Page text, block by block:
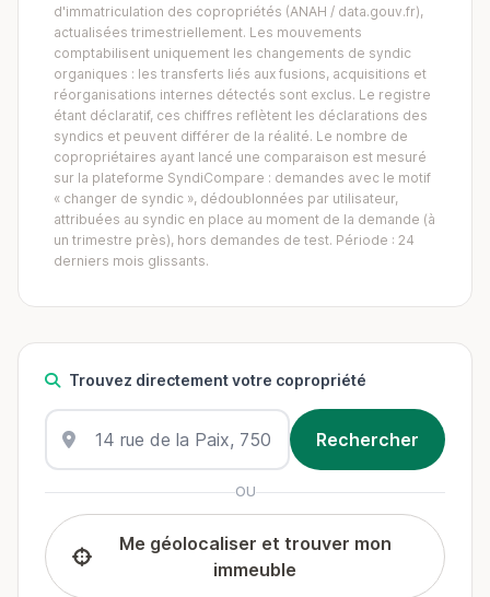
d'immatriculation des copropriétés (ANAH / data.gouv.fr),
actualisées trimestriellement. Les mouvements
comptabilisent uniquement les changements de syndic
organiques : les transferts liés aux fusions, acquisitions et
réorganisations internes détectés sont exclus. Le registre
étant déclaratif, ces chiffres reflètent les déclarations des
syndics et peuvent différer de la réalité. Le nombre de
copropriétaires ayant lancé une comparaison est mesuré
sur la plateforme SyndiCompare : demandes avec le motif
« changer de syndic », dédoublonnées par utilisateur,
attribuées au syndic en place au moment de la demande (à
un trimestre près), hors demandes de test. Période : 24
derniers mois glissants.
Trouvez directement votre copropriété
OU
Me géolocaliser et trouver mon
immeuble